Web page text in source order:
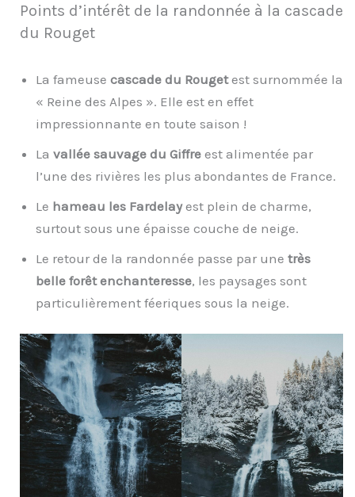
Points d’intérêt de la randonnée à la cascade
du Rouget
La fameuse cascade du Rougetest surnommée la
« Reine des Alpes ». Elle est en effet
impressionnante en toute saison !
La vallée sauvage du Giffre est alimentée par
l’une des rivières les plus abondantes de France.
Le hameau les Fardelayest plein de charme,
surtout sous une épaisse couche de neige.
Le retour de la randonnée passe par une très
belle forêt enchanteresse, les paysages sont
particulièrement féeriques sous la neige.